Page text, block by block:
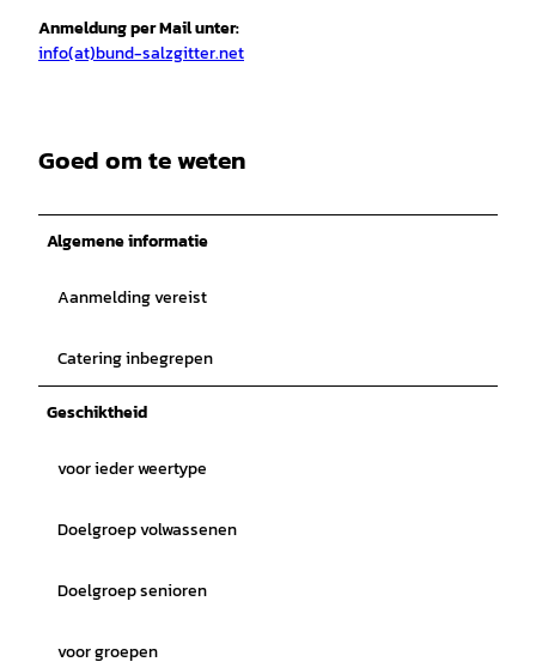
Anmeldung per Mail unter:
info(at)bund-salzgitter.net
Goed om te weten
Algemene informatie
Aanmelding vereist
Catering inbegrepen
Geschiktheid
voor ieder weertype
Doelgroep volwassenen
Doelgroep senioren
voor groepen